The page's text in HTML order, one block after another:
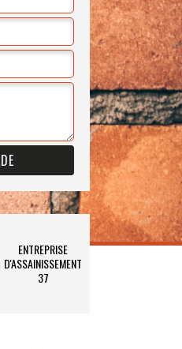
ENTREPRISE
D'ASSAINISSEMENT
37